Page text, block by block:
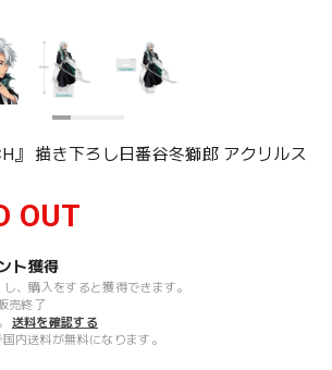
』 描き下ろし日番谷冬獅郎 アクリルス
OUT
ト獲得
し、購入をすると獲得できます。
売終了
送料を確認する
内送料が無料になります。